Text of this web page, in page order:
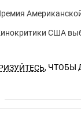
США
, ЧТОБЫ